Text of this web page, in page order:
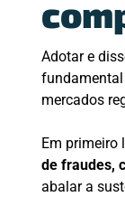
Adotar e
fundamental
mercados
Em primeiro
de fraudes,
abalar a